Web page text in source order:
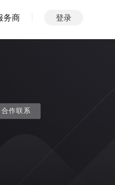
务商 登录
合作联系